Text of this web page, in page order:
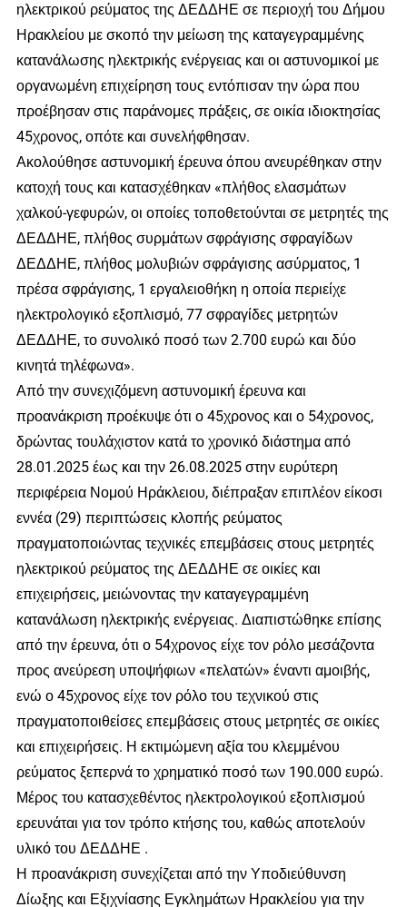
ηλεκτρικού ρεύματος της ΔΕΔΔΗΕ σε περιοχή του Δήμου
Ηρακλείου με σκοπό την μείωση της καταγεγραμμένης
κατανάλωσης ηλεκτρικής ενέργειας και οι αστυνομικοί με
οργανωμένη επιχείρηση τους εντόπισαν την ώρα που
προέβησαν στις παράνομες πράξεις, σε οικία ιδιοκτησίας
45χρονος, οπότε και συνελήφθησαν.
Ακολούθησε αστυνομική έρευνα όπου ανευρέθηκαν στην
κατοχή τους και κατασχέθηκαν «πλήθος ελασμάτων
χαλκού-γεφυρών, οι οποίες τοποθετούνται σε μετρητές της
ΔΕΔΔΗΕ, πλήθος συρμάτων σφράγισης σφραγίδων
ΔΕΔΔΗΕ, πλήθος μολυβιών σφράγισης ασύρματος, 1
πρέσα σφράγισης, 1 εργαλειοθήκη η οποία περιείχε
ηλεκτρολογικό εξοπλισμό, 77 σφραγίδες μετρητών
ΔΕΔΔΗΕ, το συνολικό ποσό των 2.700 ευρώ και δύο
κινητά τηλέφωνα».
Από την συνεχιζόμενη αστυνομική έρευνα και
προανάκριση προέκυψε ότι ο 45χρονος και ο 54χρονος,
δρώντας τουλάχιστον κατά το χρονικό διάστημα από
28.01.2025 έως και την 26.08.2025 στην ευρύτερη
περιφέρεια Νομού Ηράκλειου, διέπραξαν επιπλέον είκοσι
εννέα (29) περιπτώσεις κλοπής ρεύματος
πραγματοποιώντας τεχνικές επεμβάσεις στους μετρητές
ηλεκτρικού ρεύματος της ΔΕΔΔΗΕ σε οικίες και
επιχειρήσεις, μειώνοντας την καταγεγραμμένη
κατανάλωση ηλεκτρικής ενέργειας. Διαπιστώθηκε επίσης
από την έρευνα, ότι ο 54χρονος είχε τον ρόλο μεσάζοντα
προς ανεύρεση υποψήφιων «πελατών» έναντι αμοιβής,
ενώ ο 45χρονος είχε τον ρόλο του τεχνικού στις
πραγματοποιθείσες επεμβάσεις στους μετρητές σε οικίες
και επιχειρήσεις. Η εκτιμώμενη αξία του κλεμμένου
ρεύματος ξεπερνά το χρηματικό ποσό των 190.000 ευρώ.
Μέρος του κατασχεθέντος ηλεκτρολογικού εξοπλισμού
ερευνάται για τον τρόπο κτήσης του, καθώς αποτελούν
υλικό του ΔΕΔΔΗΕ .
Η προανάκριση συνεχίζεται από την Υποδιεύθυνση
Δίωξης και Εξιχνίασης Εγκλημάτων Ηρακλείου για την